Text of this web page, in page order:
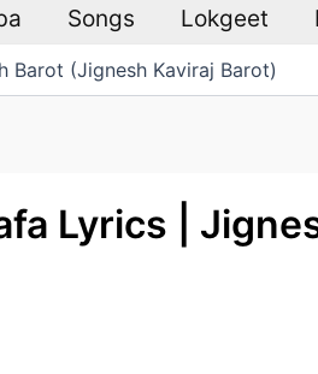
Songs Lokgeet
Barot (Jignesh Kaviraj Barot)
Lyrics |